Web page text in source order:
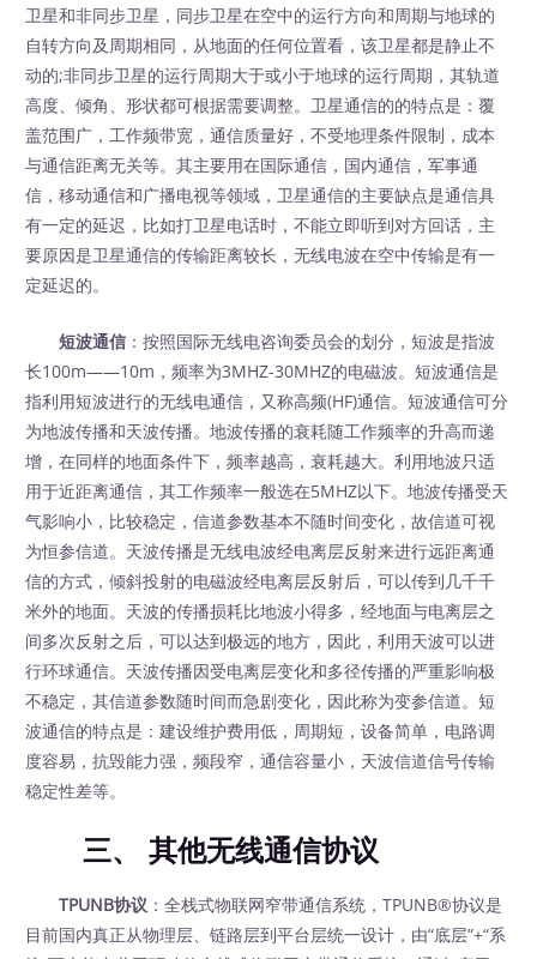
卫星和非同步卫星，同步卫星在空中的运行方向和周期与地球的
自转方向及周期相同，从地面的任何位置看，该卫星都是静止不
动的;非同步卫星的运行周期大于或小于地球的运行周期，其轨道
高度、倾角、形状都可根据需要调整。卫星通信的的特点是：覆
盖范围广，工作频带宽，通信质量好，不受地理条件限制，成本
与通信距离无关等。其主要用在国际通信，国内通信，军事通
信，移动通信和广播电视等领域，卫星通信的主要缺点是通信具
有一定的延迟，比如打卫星电话时，不能立即听到对方回话，主
要原因是卫星通信的传输距离较长，无线电波在空中传输是有一
定延迟的。
短波通信 ：按照国际无线电咨询委员会的划分，短波是指波
长100m——10m，频率为3MHZ-30MHZ的电磁波。短波通信是
指利用短波进行的无线电通信，又称高频(HF)通信。短波通信可分
为地波传播和天波传播。地波传播的衰耗随工作频率的升高而递
增，在同样的地面条件下，频率越高，衰耗越大。利用地波只适
用于近距离通信，其工作频率一般选在5MHZ以下。地波传播受天
气影响小，比较稳定，信道参数基本不随时间变化，故信道可视
为恒参信道。天波传播是无线电波经电离层反射来进行远距离通
信的方式，倾斜投射的电磁波经电离层反射后，可以传到几千千
米外的地面。天波的传播损耗比地波小得多，经地面与电离层之
间多次反射之后，可以达到极远的地方，因此，利用天波可以进
行环球通信。天波传播因受电离层变化和多径传播的严重影响极
不稳定，其信道参数随时间而急剧变化，因此称为变参信道。短
波通信的特点是：建设维护费用低，周期短，设备简单，电路调
度容易，抗毁能力强，频段窄，通信容量小，天波信道信号传输
稳定性差等。
三、 其他无线通信协议
TPUNB协议 ：全栈式物联网窄带通信系统，TPUNB®协议是
目前国内真正从物理层、链路层到平台层统一设计，由“底层”+“系